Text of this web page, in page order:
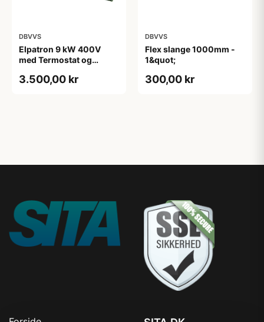
DBVVS
Elpatron 9 kW 400V
med Termostat og
3.500,00 kr
DBVVS
Flex slange 1000mm -
1&quot;
300,00 kr